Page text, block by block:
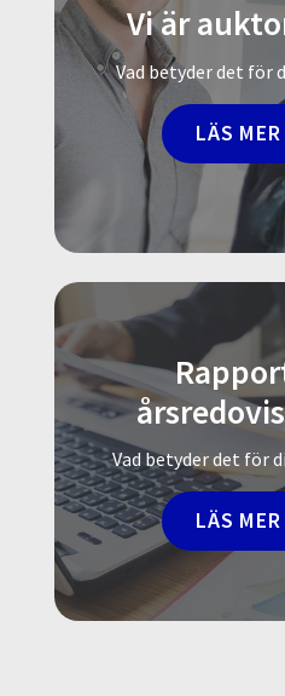
Vi är
Vad betyder det för
LÄS
Vad betyder det för
LÄS